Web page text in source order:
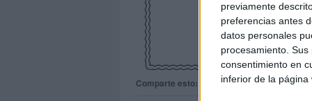
previamente
preferencias antes
datos personales
procesamiento.
consentimiento en
inferior de la página
Comparte esto: